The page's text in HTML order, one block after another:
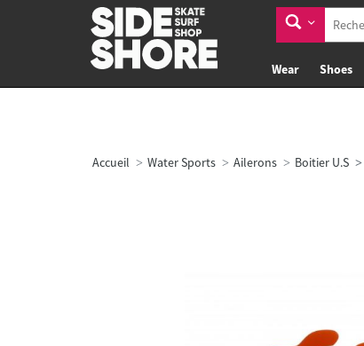
Wear Shoes
Accueil Water Sports Ailerons Boitier U.S